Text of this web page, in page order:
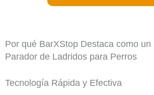
Por qué BarXStop Destaca como un
Parador de Ladridos para Perros
Tecnología Rápida y Efectiva